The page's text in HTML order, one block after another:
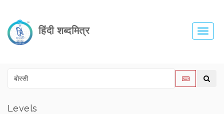
हिंदी शब्दमित्र
Levels